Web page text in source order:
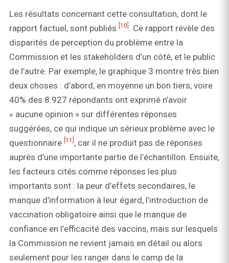
Les résultats concernant cette consultation, dont le
rapport factuel, sont publiés
[10] . Ce rapport révèle des
disparités de perception du problème entre la
Commission et les stakeholders d’un côté, et le public
de l’autre. Par exemple, le graphique 3 montre très bien
deux choses : d’abord, en moyenne un bon tiers, voire
40% des 8.927 répondants ont exprimé n’avoir
« aucune opinion » sur différentes réponses
suggérées, ce qui indique un sérieux problème avec le
questionnaire [11] , car il ne produit pas de réponses
auprès d’une importante partie de l’échantillon. Ensuite,
les facteurs cités comme réponses les plus
importants sont : la peur d’effets secondaires, le
manque d’information à leur égard, l’introduction de
vaccination obligatoire ainsi que le manque de
confiance en l’efficacité des vaccins, mais sur lesquels
la Commission ne revient jamais en détail ou alors
seulement pour les ranger dans le camp de la